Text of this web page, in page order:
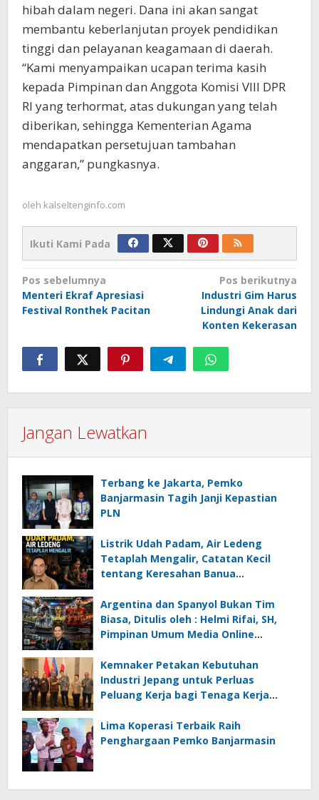
hibah dalam negeri. Dana ini akan sangat
membantu keberlanjutan proyek pendidikan
tinggi dan pelayanan keagamaan di daerah.
“Kami menyampaikan ucapan terima kasih
kepada Pimpinan dan Anggota Komisi VIII DPR
RI yang terhormat, atas dukungan yang telah
diberikan, sehingga Kementerian Agama
mendapatkan persetujuan tambahan
anggaran,” pungkasnya.
oleh kalseltenginfo.com
Ikuti Kami Pada
Navigasi
pos
Pos sebelumnya
Menteri Ekraf Apresiasi
Festival Ronthek Pacitan
Pos berikutnya
Industri Gim Harus
Lindungi Anak dari
Konten Kekerasan
Jangan Lewatkan
Terbang ke Jakarta, Pemko
Banjarmasin Tagih Janji Kepastian
PLN
Listrik Udah Padam, Air Ledeng
Tetaplah Mengalir, Catatan Kecil
tentang Keresahan Banua
Ancaman Lingkungan, Oleh : Helmi
Rifai, SH
Argentina dan Spanyol Bukan Tim
Biasa, Ditulis oleh : Helmi Rifai, SH,
Pimpinan Umum Media Online
Kemnaker Petakan Kebutuhan
Industri Jepang untuk Perluas
Peluang Kerja bagi Tenaga Kerja
Lima Koperasi Terbaik Raih
Penghargaan Pemko Banjarmasin